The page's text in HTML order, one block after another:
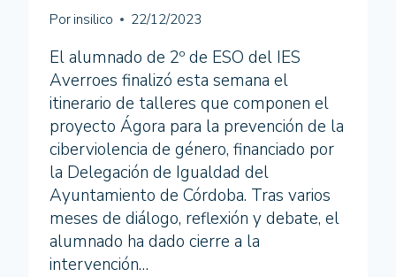
Por insilico 22/12/2023
El alumnado de 2º de ESO del IES
Averroes finalizó esta semana el
itinerario de talleres que componen el
proyecto Ágora para la prevención de la
ciberviolencia de género, financiado por
la Delegación de Igualdad del
Ayuntamiento de Córdoba. Tras varios
meses de diálogo, reflexión y debate, el
alumnado ha dado cierre a la
intervención…